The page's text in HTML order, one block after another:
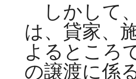
しかして
は、貸家、
よるところ
の譲渡に係